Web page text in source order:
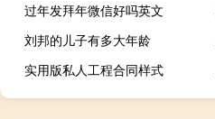
过年发拜年微信好吗英文
刘邦的儿子有多大年龄
实用版私人工程合同样式